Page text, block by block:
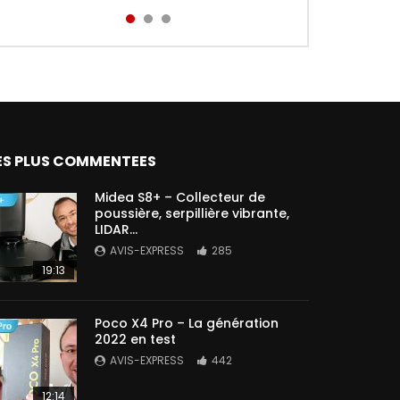
PLUS COMMENTEES
19:13
Midea S8+ – Collecteur de
poussière, serpillière vibrante,
LIDAR…
AVIS-EXPRESS 285
12:14
Poco X4 Pro – La génération
2022 en test
AVIS-EXPRESS 442